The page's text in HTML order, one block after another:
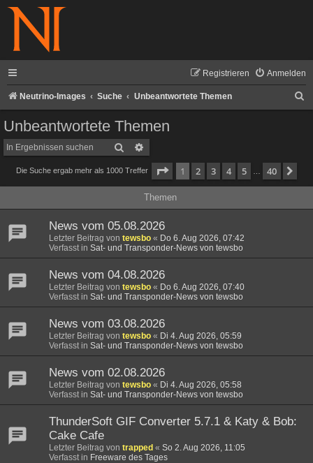
Anmelden
Registrieren
Neutrino-Images Suche Unbeantwortete Themen
Unbeantwortete Themen
Suche
Die Suche ergab mehr als 1000 Treffer Seite 1von 40
1 2 3 4 5 40
Themen
News vom 05.08.2026
Letzter Beitrag von tewsbo « Do 6. Aug 2026, 07:42
Verfasst in Sat- und Transponder-News von tewsbo
News vom 04.08.2026
Letzter Beitrag von tewsbo « Do 6. Aug 2026, 07:40
Verfasst in Sat- und Transponder-News von tewsbo
News vom 03.08.2026
Letzter Beitrag von tewsbo « Di 4. Aug 2026, 05:59
Verfasst in Sat- und Transponder-News von tewsbo
News vom 02.08.2026
Letzter Beitrag von tewsbo « Di 4. Aug 2026, 05:58
Verfasst in Sat- und Transponder-News von tewsbo
ThunderSoft GIF Converter 5.7.1 & Katy & Bob:
Cake Cafe
Letzter Beitrag von trapped « So 2. Aug 2026, 11:05
Verfasst in Freeware des Tages